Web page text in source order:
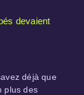
devaient
déjà que
plus des